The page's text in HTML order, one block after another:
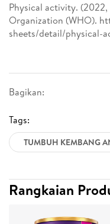
Bagikan:
Tags:
TUMBUH KEMBANG
Physical activity.
Organization (WHO).
sheets/detail/physical-
Rangkaian